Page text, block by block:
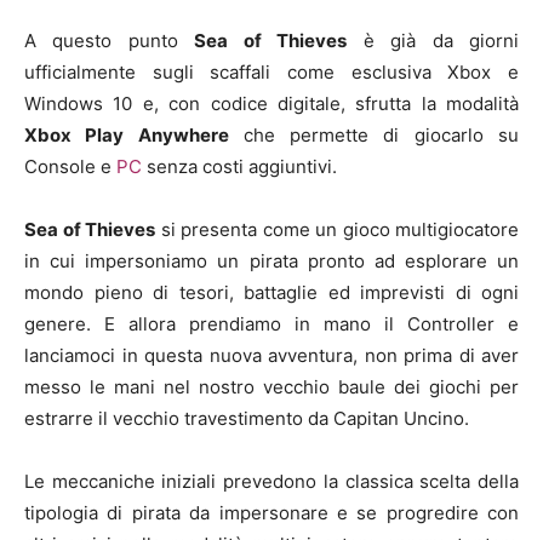
A questo puntoSea of Thieves è già da giorni
ufficialmente sugli scaffali come esclusiva Xbox e
Windows 10 e, con codice digitale, sfrutta la modalità
Xbox Play Anywhereche permette di giocarlo su
Console e PC senza costi aggiuntivi.
Sea of Thieves si presenta come un gioco multigiocatore
in cui impersoniamo un pirata pronto ad esplorare un
mondo pieno di tesori, battaglie ed imprevisti di ogni
genere. E allora prendiamo in mano il Controller e
lanciamoci in questa nuova avventura, non prima di aver
messo le mani nel nostro vecchio baule dei giochi per
estrarre il vecchio travestimento da Capitan Uncino.
Le meccaniche iniziali prevedono la classica scelta della
tipologia di pirata da impersonare e se progredire con